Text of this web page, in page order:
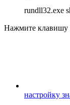
rundll32.exe
Нажмите клавишу
настройку